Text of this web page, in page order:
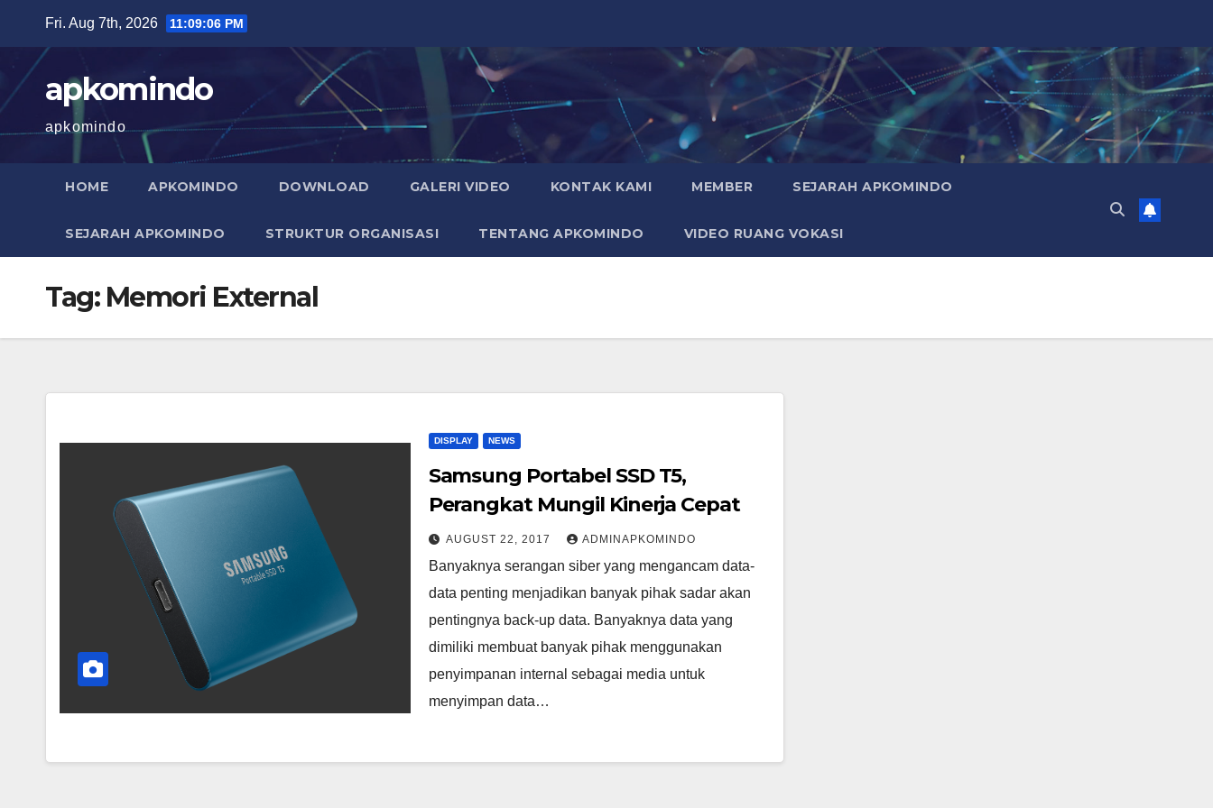
content
Fri. Aug 7th, 2026 11:09:06 PM
apkomindo
apkomindo
HOME APKOMINDO DOWNLOAD GALERI VIDEO KONTAK KAMI MEMBER SEJARAH APKOMINDO
SEJARAH APKOMINDO STRUKTUR ORGANISASI TENTANG APKOMINDO VIDEO RUANG VOKASI
Tag: Memori External
DISPLAY NEWS
Samsung Portabel SSD T5,
Perangkat Mungil Kinerja Cepat
AUGUST 22, 2017 ADMINAPKOMINDO
Banyaknya serangan siber yang mengancam data-
data penting menjadikan banyak pihak sadar akan
pentingnya back-up data. Banyaknya data yang
dimiliki membuat banyak pihak menggunakan
penyimpanan internal sebagai media untuk
menyimpan data…